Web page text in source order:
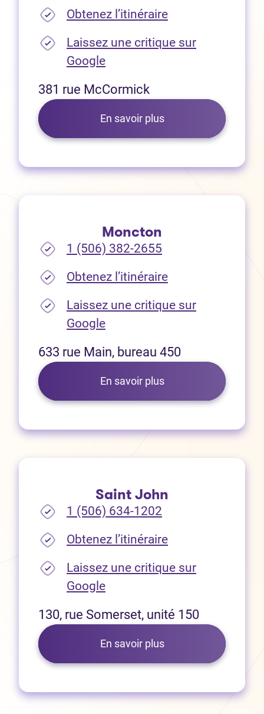
Obtenez l’itinéraire(Ouvre dans un
Laissez une critique sur
Google(Ouvre dans un nouvel
381 rue McCormick
En savoir plus
Moncton
1 (506) 382-2655
Obtenez l’itinéraire(Ouvre dans un
Laissez une critique sur
Google(Ouvre dans un nouvel
633 rue Main, bureau 450
En savoir plus
Saint John
1 (506) 634-1202
Obtenez l’itinéraire(Ouvre dans un
Laissez une critique sur
Google(Ouvre dans un nouvel
130, rue Somerset, unité 150
En savoir plus